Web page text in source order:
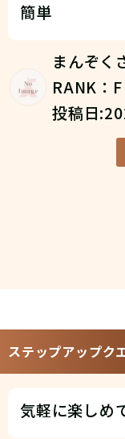
簡単
まんぞく
RANK：
投稿日
ステップアップク
気軽に楽しめ